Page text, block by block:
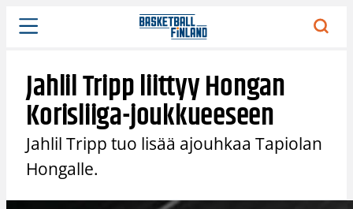
Siirry
sisältöön
Jahlil Tripp liittyy Hongan
Korisliiga-joukkueeseen
Jahlil Tripp tuo lisää ajouhkaa Tapiolan
Hongalle.